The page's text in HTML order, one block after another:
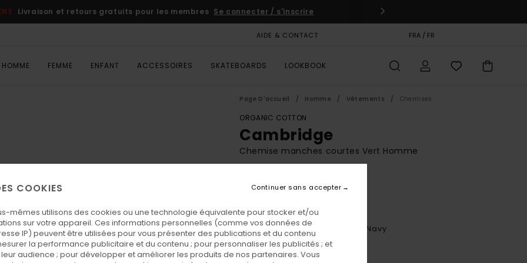
Livraison et retours gratuits pour les membres Se connecter / s'inscrire
AIDE & CONTACT FRA / FR
HOMME FEMME ENFANT ACCESSOIRES SKATEBOARDS LOOKBOOK
Page D'accueil Homme Vêtements Chemises
ORGANIC COTTON
Cambridge
Chemise manches courtes Vert Homme
65,00 €
CouleurOxford Egret/green/navy
COOKIES
mêmes utilisons des cookies ou une technologie équivalente pour stocker et/ou
sur votre appareil. Ces informations personnelles (comme vos données de
IP) peuvent être utilisées pour vous présenter des publications et du contenu
la performance publicitaire et du contenu ; pour personnaliser les publicités ; et
audience ; pour développer et améliorer les produits de nos partenaires. Vous
Continuer sans accepter